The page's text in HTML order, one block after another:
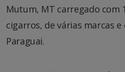
Mutum, MT carregado com
cigarros, de várias marcas
Paraguai.